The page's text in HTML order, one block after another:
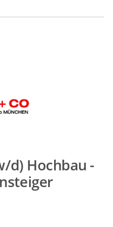
d) Hochbau -